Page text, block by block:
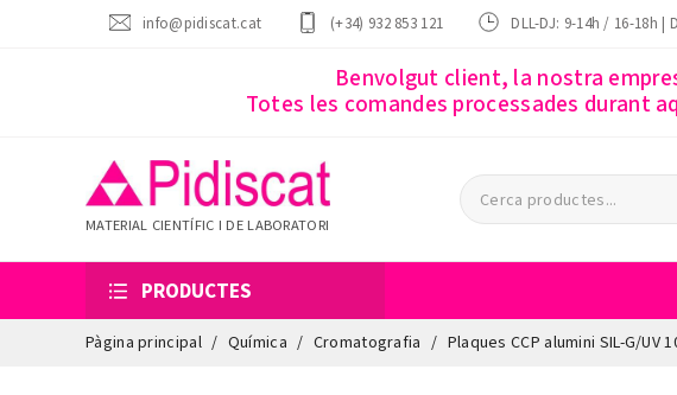
info@pidiscat.cat (+34) 932 853 121 DLL-DJ: 9-14h / 16-18h |
Benvolgut client, la nostra
Totes les comandes processades durant
MATERIAL CIENTÍFIC I DE LABORATORI
PRODUCTES
Pàgina principal Química Cromatografia Plaques CCP alumini SIL-G/UV